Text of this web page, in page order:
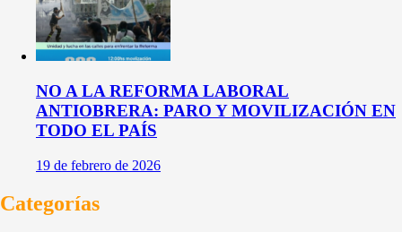
NO A LA REFORMA LABORAL
ANTIOBRERA: PARO Y MOVILIZACIÓN EN
TODO EL PAÍS
19 de febrero de 2026
Categorías